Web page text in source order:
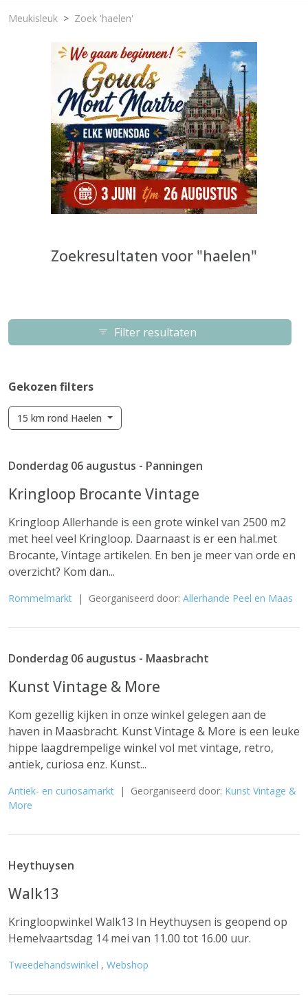
Meukisleuk Zoek 'haelen'
Zoekresultaten voor "haelen"
Filter resultaten
Gekozen filters
15 km rond Haelen
Donderdag 06 augustus - Panningen
Kringloop Brocante Vintage
Kringloop Allerhande is een grote winkel van 2500 m2
met heel veel Kringloop. Daarnaast is er een hal.met
Brocante, Vintage artikelen. En ben je meer van orde en
overzicht? Kom dan...
Rommelmarkt | Georganiseerd door: Allerhande Peel en Maas
Donderdag 06 augustus - Maasbracht
Kunst Vintage & More
Kom gezellig kijken in onze winkel gelegen aan de
haven in Maasbracht. Kunst Vintage & More is een leuke
hippe laagdrempelige winkel vol met vintage, retro,
antiek, curiosa enz. Kunst...
Antiek- en curiosamarkt | Georganiseerd door: Kunst Vintage &
More
Heythuysen
Walk13
Kringloopwinkel Walk13 In Heythuysen is geopend op
Hemelvaartsdag 14 mei van 11.00 tot 16.00 uur.
Tweedehandswinkel , Webshop